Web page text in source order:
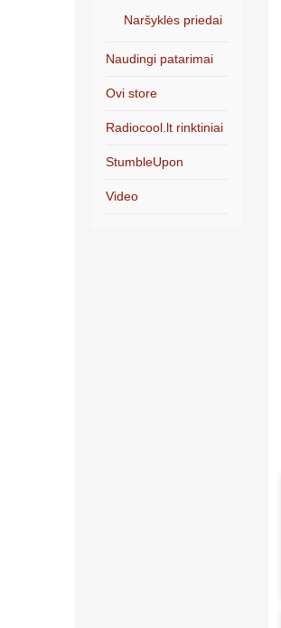
Naršyklės priedai
Naudingi patarimai
Ovi store
Radiocool.lt rinktiniai
StumbleUpon
Video